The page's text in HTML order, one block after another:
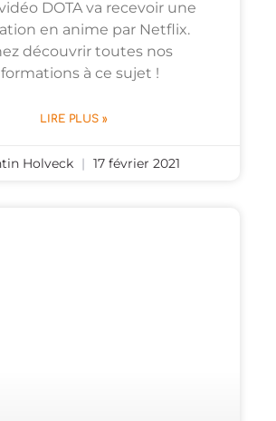
DOTA va recevoir une
en anime par Netflix.
découvrir toutes nos
à ce sujet !
LIRE PLUS »
Holveck 17 février 2021